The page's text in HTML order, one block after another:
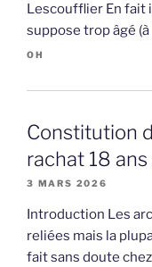
Lescoufflier En fait
suppose trop âgé (à
OH
Constitution
rachat 18
3 MARS 2026
Introduction Les
reliées mais la
fait sans doute